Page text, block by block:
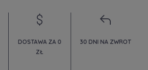
DOSTAWA ZA 0
ZŁ
30 DNI NA ZWROT